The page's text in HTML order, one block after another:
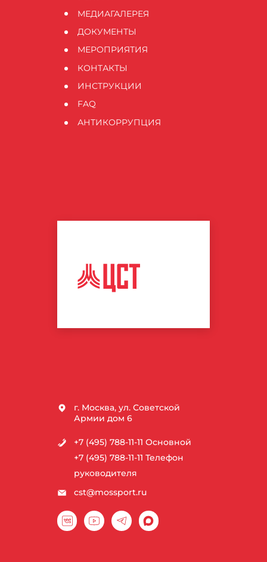
МЕДИАГАЛЕРЕЯ
ДОКУМЕНТЫ
МЕРОПРИЯТИЯ
КОНТАКТЫ
ИНСТРУКЦИИ
FAQ
АНТИКОРРУПЦИЯ
ЦЕНТР
г. Москва, ул. Советской
Армии дом 6
+7 (495) 788-11-11 Основной
+7 (495) 788-11-11 Телефон
руководителя
cst@mossport.ru